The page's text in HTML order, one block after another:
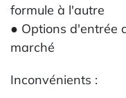
formule à l'autre
● Options d'entrée
marché
Inconvénients :